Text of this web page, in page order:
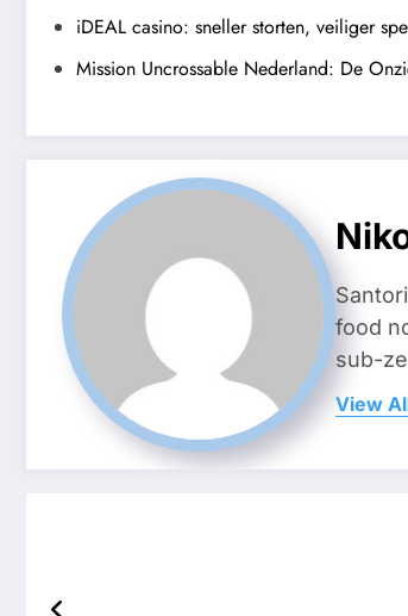
iDEAL casino: sneller storten, veiliger
Mission Uncrossable Nederland: De
food
sub-
View